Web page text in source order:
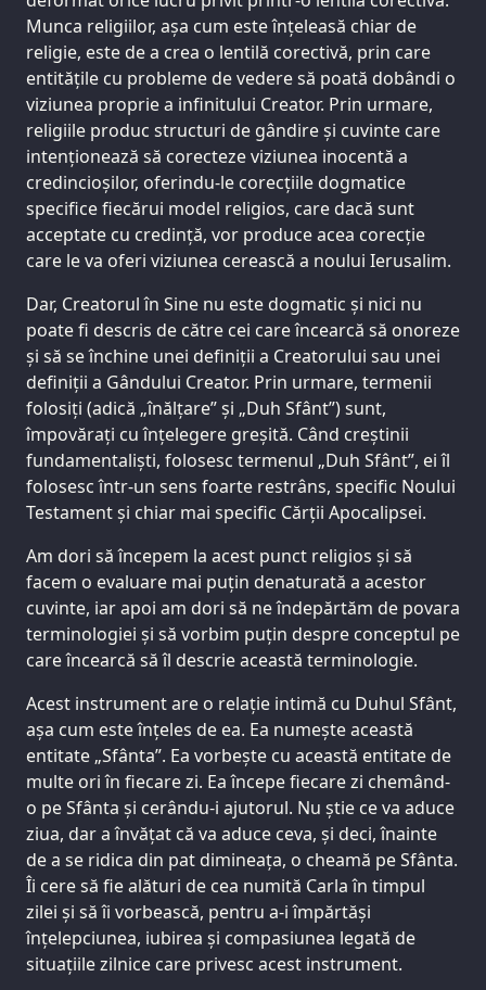
Munca religiilor, așa cum este înțeleasă chiar de
religie, este de a crea o lentilă corectivă, prin care
entitățile cu probleme de vedere să poată dobândi o
viziunea proprie a infinitului Creator. Prin urmare,
religiile produc structuri de gândire și cuvinte care
intenționează să corecteze viziunea inocentă a
credincioșilor, oferindu-le corecțiile dogmatice
specifice fiecărui model religios, care dacă sunt
acceptate cu credință, vor produce acea corecție
care le va oferi viziunea cerească a noului Ierusalim.
Dar, Creatorul în Sine nu este dogmatic și nici nu
poate fi descris de către cei care încearcă să onoreze
și să se închine unei definiții a Creatorului sau unei
definiții a Gândului Creator. Prin urmare, termenii
folosiți (adică „înălțare” și „Duh Sfânt”) sunt,
împovărați cu înțelegere greșită. Când creștinii
fundamentaliști, folosesc termenul „Duh Sfânt”, ei îl
folosesc într-un sens foarte restrâns, specific Noului
Testament și chiar mai specific Cărții Apocalipsei.
Am dori să începem la acest punct religios și să
facem o evaluare mai puțin denaturată a acestor
cuvinte, iar apoi am dori să ne îndepărtăm de povara
terminologiei și să vorbim puțin despre conceptul pe
care încearcă să îl descrie această terminologie.
Acest instrument are o relație intimă cu Duhul Sfânt,
așa cum este înțeles de ea. Ea numește această
entitate „Sfânta”. Ea vorbește cu această entitate de
multe ori în fiecare zi. Ea începe fiecare zi chemând-
o pe Sfânta și cerându-i ajutorul. Nu știe ce va aduce
ziua, dar a învățat că va aduce ceva, și deci, înainte
de a se ridica din pat dimineața, o cheamă pe Sfânta.
Îi cere să fie alături de cea numită Carla în timpul
zilei și să îi vorbească, pentru a-i împărtăși
înțelepciunea, iubirea și compasiunea legată de
situațiile zilnice care privesc acest instrument.